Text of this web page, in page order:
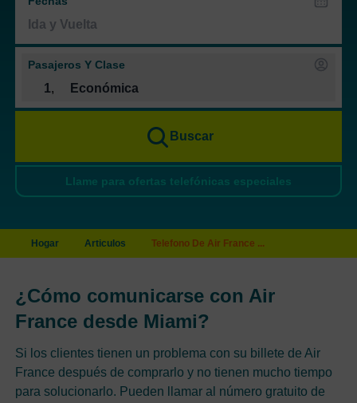
Pasajeros Y Clase
1, Económica
Buscar
Llame para ofertas telefónicas especiales
Hogar Articulos Telefono De Air France ...
¿Cómo comunicarse con Air
France desde Miami?
Si los clientes tienen un problema con su billete de Air
France después de comprarlo y no tienen mucho tiempo
para solucionarlo. Pueden llamar al número gratuito de